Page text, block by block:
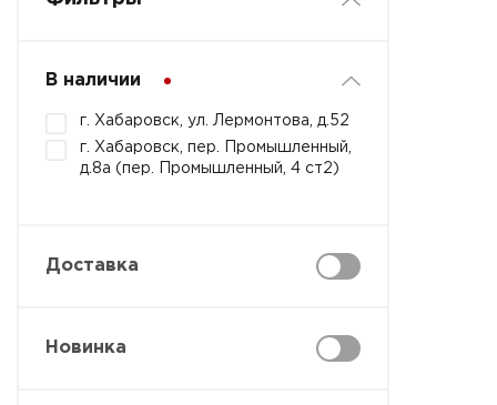
В наличии
г. Хабаровск, ул. Лермонтова, д.52
г. Хабаровск, пер. Промышленный,
д.8а (пер. Промышленный, 4 ст2)
Доставка
Новинка